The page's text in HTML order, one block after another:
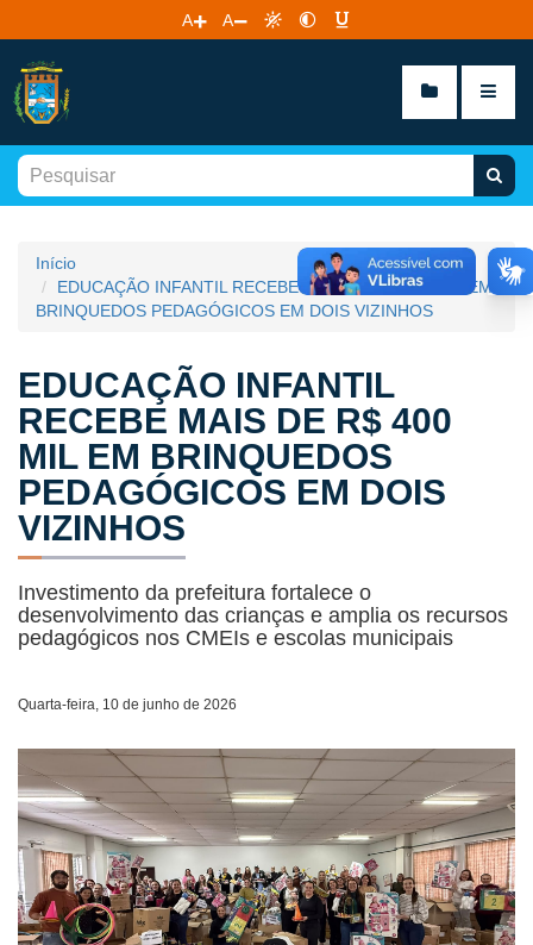
A A
Início
EDUCAÇÃO INFANTIL RECEBE MAIS DE R$ 400 MIL EM
BRINQUEDOS PEDAGÓGICOS EM DOIS VIZINHOS
EDUCAÇÃO INFANTIL
RECEBE MAIS DE R$ 400
MIL EM BRINQUEDOS
PEDAGÓGICOS EM DOIS
VIZINHOS
Investimento da prefeitura fortalece o
desenvolvimento das crianças e amplia os recursos
pedagógicos nos CMEIs e escolas municipais
Quarta-feira, 10 de junho de 2026